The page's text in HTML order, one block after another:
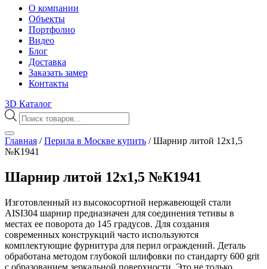
О компании
Объекты
Портфолио
Видео
Блог
Доставка
Заказать замер
Контакты
3D Каталог
Поиск
товаров
Главная /Перила в Москве купить /Шарнир литой 12х1,5
№К1941
Шарнир литой 12х1,5 №К1941
Изготовленный из высокосортной нержавеющей стали
AISI304 шарнир предназначен для соединения тетивы в
местах ее поворота до 145 градусов. Для создания
современных конструкций часто используются
комплектующие фурнитура для перил ограждений. Деталь
обработана методом глубокой шлифовки по стандарту 600 grit
с образованием зеркальной поверхности. Это не только